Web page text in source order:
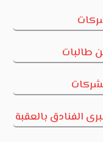
طالبات
الفنادق بالعقبة